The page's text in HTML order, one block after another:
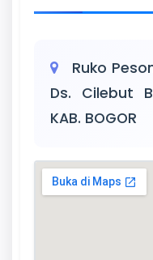
Ruko
Ds. Cilebut
KAB. BOGOR